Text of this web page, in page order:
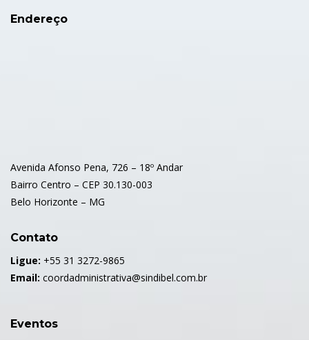
Endereço
Avenida Afonso Pena, 726 – 18º Andar
Bairro Centro – CEP 30.130-003
Belo Horizonte – MG
Contato
Ligue: +55 31 3272-9865
Email: coordadministrativa@sindibel.com.br
Eventos